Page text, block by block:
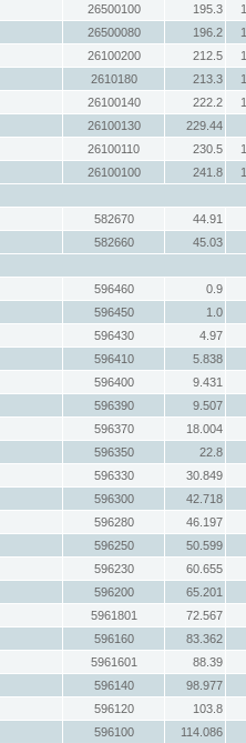
26500100 195.3
26500080 196.2
26100200 212.5
2610180 213.3
26100140 222.2
26100130
229.44
26100110 230.5
26100100 241.8
582670
44.91
582660
45.03
596460
0.9
596450
1.0
596430
4.97
596410
5.838
596400
9.431
596390
9.507
596370
18.004
596350
22.8
596330
30.849
596300
42.718
596280
46.197
596250
50.599
596230
60.655
596200
65.201
5961801
72.567
596160
83.362
5961601
88.39
596140
98.977
596120
103.8
596100
114.086